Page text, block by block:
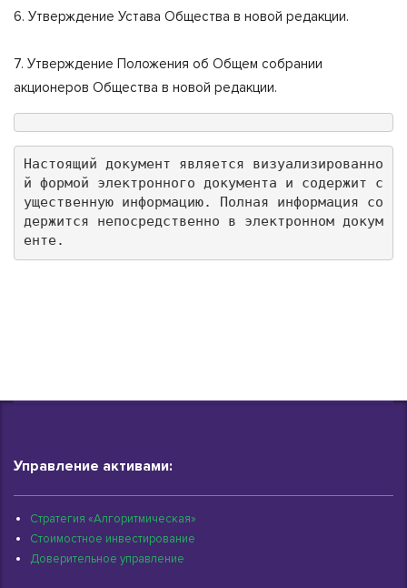
6. Утверждение Устава Общества в новой редакции.
7. Утверждение Положения об Общем собрании
акционеров Общества в новой редакции.
Настоящий документ является визуализированно
й формой электронного документа и содержит с
ущественную информацию. Полная информация со
держится непосредственно в электронном докум
енте.
Управление активами:
Стратегия «Алгоритмическая»
Стоимостное инвестирование
Доверительное управление